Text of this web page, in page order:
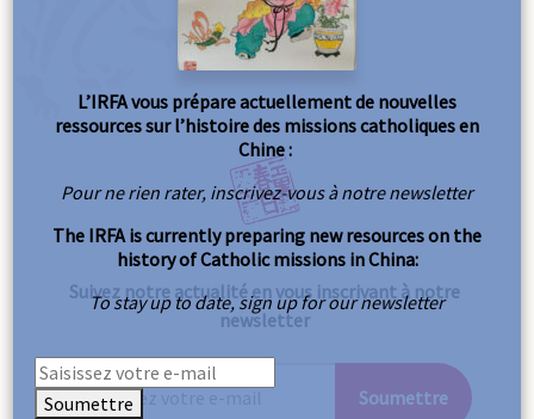
Suivez notre actualité en vous inscrivant à notre
newsletter
Soumettre
L’IRFA vous prépare actuellement de nouvelles
ressources sur l’histoire des missions catholiques en
Chine :
Pour ne rien rater, inscrivez-vous à notre newsletter
The IRFA is currently preparing new resources on the
history of Catholic missions in China:
To stay up to date, sign up for our newsletter
Soumettre